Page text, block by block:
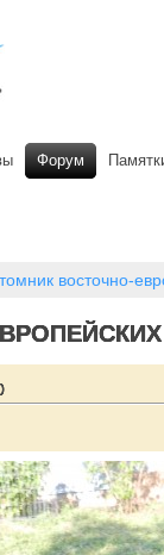
Форум
восточно-